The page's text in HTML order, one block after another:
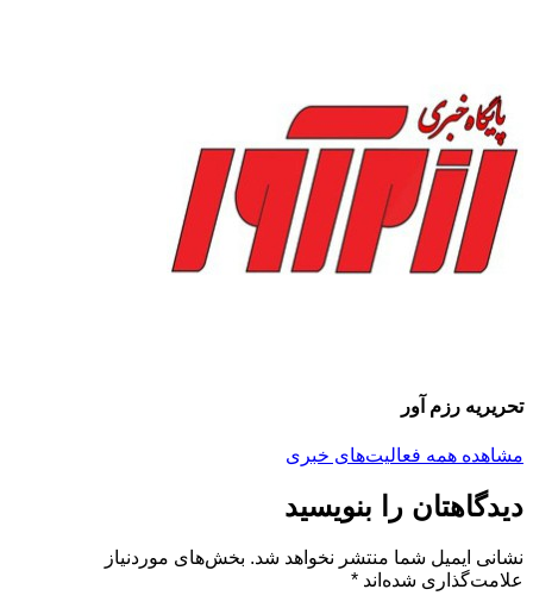
تحریریه رزم آور
مشاهده همه فعالیت‌های خبری
دیدگاهتان را بنویسید
نشانی ایمیل شما منتشر نخواهد شد. بخش‌های موردنیاز
علامت‌گذاری شده‌اند *